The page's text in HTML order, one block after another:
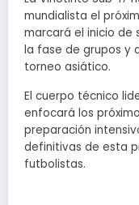
mundialista el
marcará el inicio de
la fase de grupos y
torneo asiático.
El cuerpo técnico
enfocará los
preparación
definitivas de esta
futbolistas.